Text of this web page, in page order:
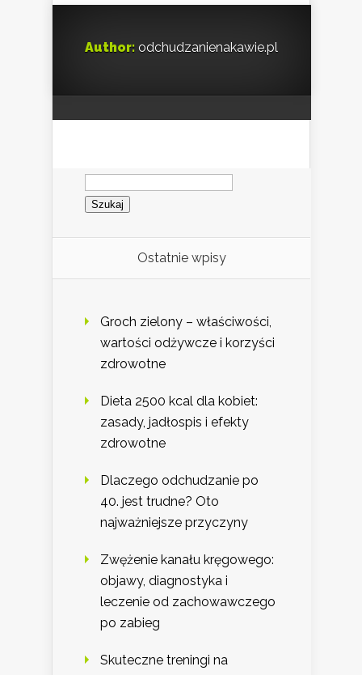
Author: odchudzanienakawie.pl
Szukaj:
Ostatnie wpisy
Groch zielony – właściwości,
wartości odżywcze i korzyści
zdrowotne
Dieta 2500 kcal dla kobiet:
zasady, jadłospis i efekty
zdrowotne
Dlaczego odchudzanie po
40. jest trudne? Oto
najważniejsze przyczyny
Zwężenie kanału kręgowego:
objawy, diagnostyka i
leczenie od zachowawczego
po zabieg
Skuteczne treningi na